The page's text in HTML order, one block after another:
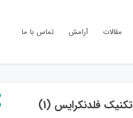
مقالات آرامش تماس با ما
تکنیک فلدنکرایس (1)